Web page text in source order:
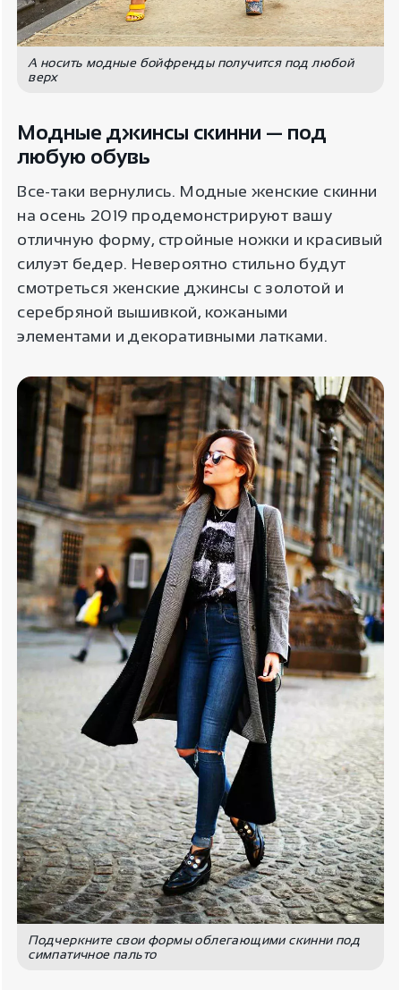
А носить модные бойфренды получится под любой
верх
Модные джинсы скинни — под
любую обувь
Все-таки вернулись. Модные женские скинни
на осень 2019 продемонстрируют вашу
отличную форму, стройные ножки и красивый
силуэт бедер. Невероятно стильно будут
смотреться женские джинсы с золотой и
серебряной вышивкой, кожаными
элементами и декоративными латками.
Подчеркните свои формы облегающими скинни под
симпатичное пальто